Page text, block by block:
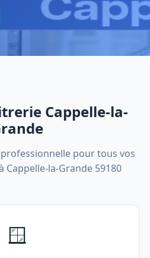
Cappelle-la-
pour tous vos
Cappelle-la-Grande 59180
🪟